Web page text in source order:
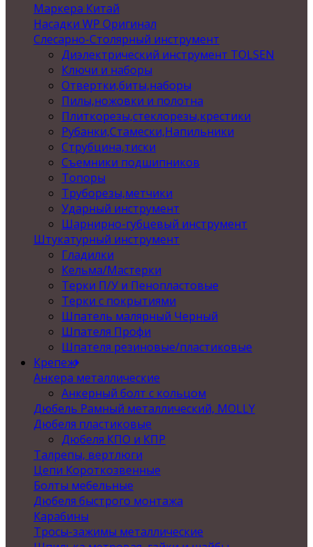
Маркера Китай
Насадки WP Оригинал
Слесарно-Столярный инструмент
Диэлектрический инструмент TOLSEN
Ключи и наборы
Отвертки,биты,наборы
Пилы,ножовки и полотна
Плиткорезы,стеклорезы,крестики
Рубанки,Стамески,Напильники
Струбцина,тиски
Съемники подшипников
Топоры
Труборезы,метчики
Ударный инструмент
Шарнирно-губцевый инструмент
Штукатурный инструмент
Гладилки
Кельма/Мастерки
Терки П/У и Пенопластовые
Терки с покрытиями
Шпатель малярный Черный
Шпателя Профи
Шпателя резиновые/пластиковые
Крепеж
Анкера металлические
Анкерный болт с кольцом
Дюбель Рамный металлический, MOLLY
Дюбеля пластиковые
Дюбеля КПО и КПР
Талрепы, вертлюги
Цепи Короткозвенные
Болты мебельные
Дюбеля быстрого монтажа
Карабины
Тросы-зажимы металлические